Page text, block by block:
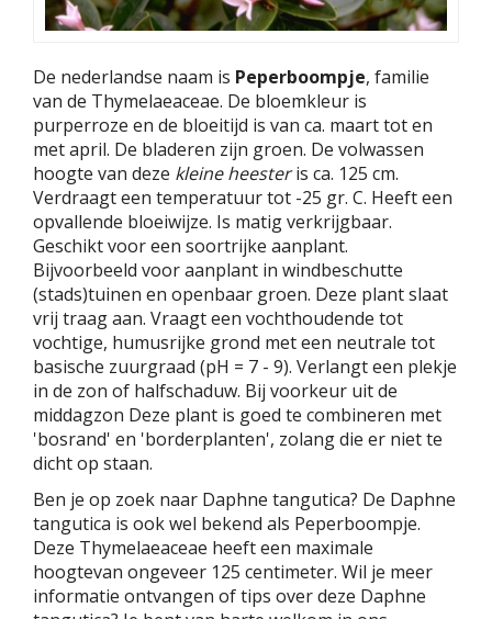
De nederlandse naam is Peperboompje, familie
van de Thymelaeaceae. De bloemkleur is
purperroze en de bloeitijd is van ca. maart tot en
met april. De bladeren zijn groen. De volwassen
hoogte van deze kleine heesteris ca. 125 cm.
Verdraagt een temperatuur tot -25 gr. C. Heeft een
opvallende bloeiwijze. Is matig verkrijgbaar.
Geschikt voor een soortrijke aanplant.
Bijvoorbeeld voor aanplant in windbeschutte
(stads)tuinen en openbaar groen. Deze plant slaat
vrij traag aan. Vraagt een vochthoudende tot
vochtige, humusrijke grond met een neutrale tot
basische zuurgraad (pH = 7 - 9). Verlangt een plekje
in de zon of halfschaduw. Bij voorkeur uit de
middagzon Deze plant is goed te combineren met
'bosrand' en 'borderplanten', zolang die er niet te
dicht op staan.
Ben je op zoek naar Daphne tangutica? De Daphne
tangutica is ook wel bekend als Peperboompje.
Deze Thymelaeaceae heeft een maximale
hoogtevan ongeveer 125 centimeter. Wil je meer
informatie ontvangen of tips over deze Daphne